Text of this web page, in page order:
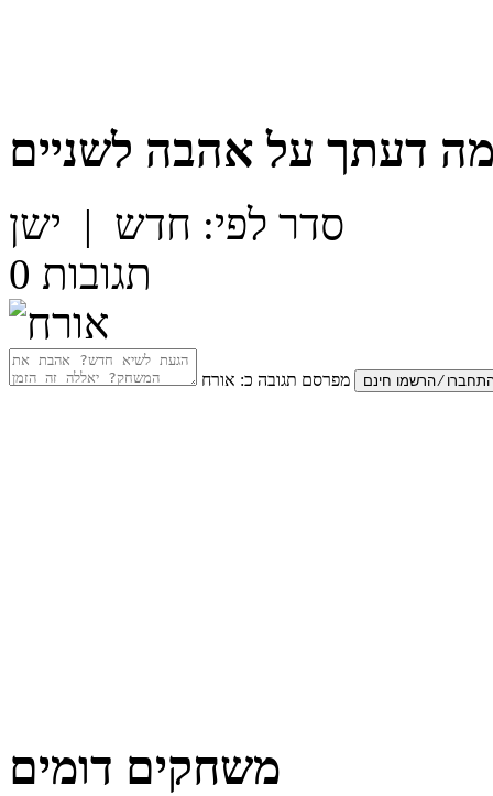
דעתך על אהבה לשניים
סדר לפי: חדש | ישן
0 תגובות
מפרסם תגובה כ: אורח
משחקים דומים